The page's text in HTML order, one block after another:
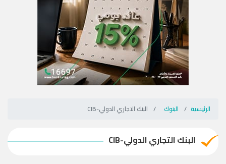
الرئيسية البنوك البنك التجاري الدولي-CIB
البنك التجاري الدولي-CIB